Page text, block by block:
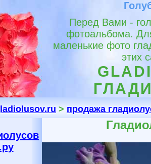
Перед Вами -
фотоальбома.
маленькие фото
этих
> продажа
.ру